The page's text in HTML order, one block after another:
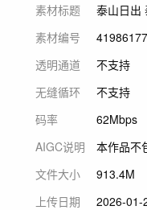
素材标题
泰山日出
素材编号
41986177
透明通道
不支持
无缝循环
不支持
码率
62Mbps
AIGC说明
本作品不
文件大小
913.4M
上传日期
2026-01-